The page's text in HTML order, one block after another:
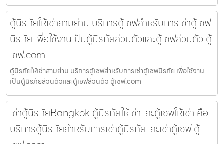
ตู้นิรภัยให้เช่าสามย่าน บริการตู้เซฟสำหรับการเช่าตู้เซฟ
นิรภัย เพื่อใช้งานเป็นตู้นิรภัยส่วนตัวและตู้เซฟส่วนตัว ตู้
เซฟ.com
ตู้นิรภัยให้เช่าสามย่าน บริการตู้เซฟสำหรับการเช่าตู้เซฟนิรภัย เพื่อใช้งาน
เป็นตู้นิรภัยส่วนตัวและตู้เซฟส่วนตัว ตู้เซฟ.com
เช่าตู้นิรภัยBangkok ตู้นิรภัยให้เช่าและตู้เซฟให้เช่า คือ
บริการตู้นิรภัยสำหรับการเช่าตู้นิรภัยและเช่าตู้เซฟ ตู้